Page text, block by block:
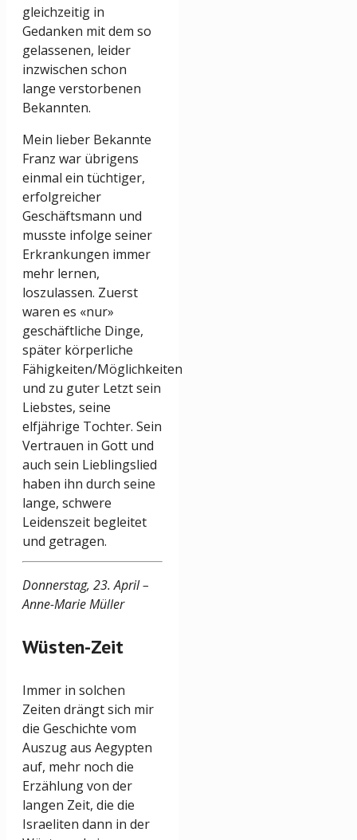
gleichzeitig in
Gedanken mit dem so
gelassenen, leider
inzwischen schon
lange verstorbenen
Bekannten.
Mein lieber Bekannte
Franz war übrigens
einmal ein tüchtiger,
erfolgreicher
Geschäftsmann und
musste infolge seiner
Erkrankungen immer
mehr lernen,
loszulassen. Zuerst
waren es «nur»
geschäftliche Dinge,
später körperliche
Fähigkeiten/Möglichkeiten
und zu guter Letzt sein
Liebstes, seine
elfjährige Tochter. Sein
Vertrauen in Gott und
auch sein Lieblingslied
haben ihn durch seine
lange, schwere
Leidenszeit begleitet
und getragen.
Donnerstag, 23. April –
Anne-Marie Müller
Wüsten-Zeit
Immer in solchen
Zeiten drängt sich mir
die Geschichte vom
Auszug aus Aegypten
auf, mehr noch die
Erzählung von der
langen Zeit, die die
Israeliten dann in der